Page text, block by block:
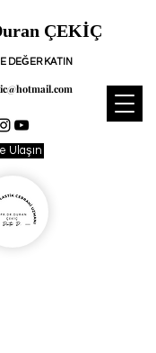
ÇEKİÇ
DEĞER KATIN
Ulaşın